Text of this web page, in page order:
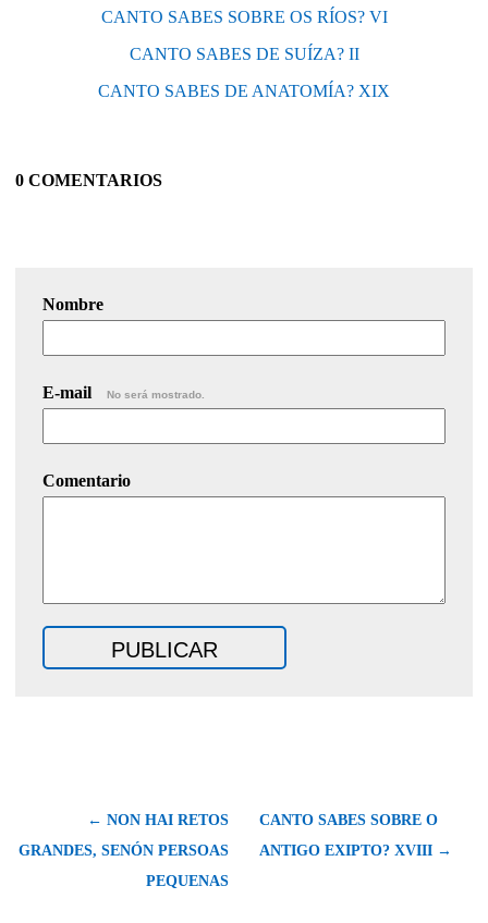
CANTO SABES SOBRE OS RÍOS? VI
CANTO SABES DE SUÍZA? II
CANTO SABES DE ANATOMÍA? XIX
0 COMENTARIOS
Nombre
E-mail No será mostrado.
Comentario
← NON HAI RETOS
GRANDES, SENÓN PERSOAS
PEQUENAS
CANTO SABES SOBRE O
ANTIGO EXIPTO? XVIII →